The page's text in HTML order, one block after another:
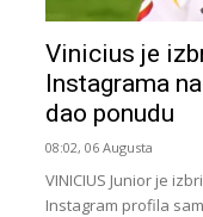
Vinicius je
Instagrama
dao ponudu
08:02, 06 Augusta
VINICIUS Junior je
Instagram profila